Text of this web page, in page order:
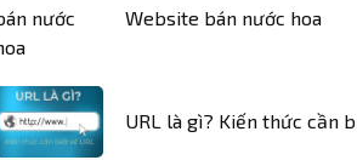
Website bán nước hoa
URL là gì? Kiến thức cần